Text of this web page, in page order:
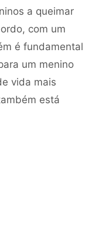
a queimar
com um
é fundamental
um menino
vida mais
está